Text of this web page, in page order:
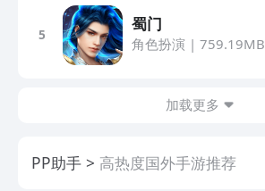
5
蜀门
角色扮演 | 759.19MB
加载更多
PP助手 高热度国外手游推荐